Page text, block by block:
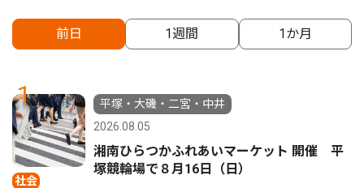
前日 1週間 1か月
1
社会
平塚・大磯・二宮・中井
2026.08.05
湘南ひらつかふれあいマーケット 開催 平
塚競輪場で８月16日（日）